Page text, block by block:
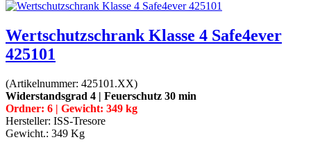
Wertschutzschrank Klasse 4 Safe4ever
425101
(Artikelnummer: 425101.XX)
Widerstandsgrad 4 | Feuerschutz 30 min
Ordner: 6 | Gewicht: 349 kg
Hersteller: ISS-Tresore
Gewicht.: 349 Kg